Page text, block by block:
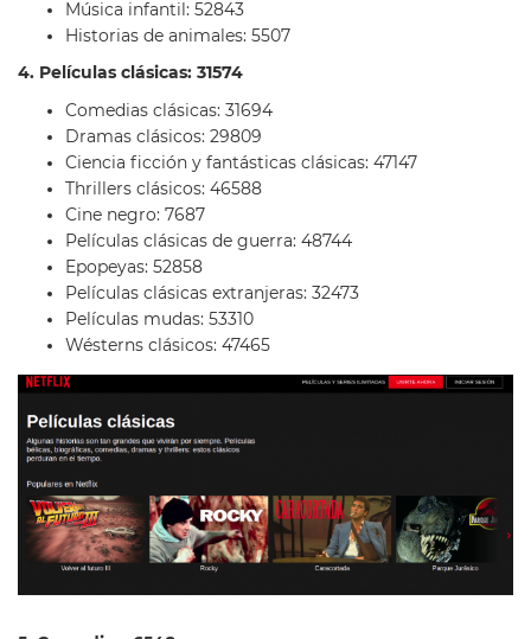
Música infantil: 52843
Historias de animales: 5507
4. Películas clásicas: 31574
Comedias clásicas: 31694
Dramas clásicos: 29809
Ciencia ficción y fantásticas clásicas: 47147
Thrillers clásicos: 46588
Cine negro: 7687
Películas clásicas de guerra: 48744
Epopeyas: 52858
Películas clásicas extranjeras: 32473
Películas mudas: 53310
Wésterns clásicos: 47465